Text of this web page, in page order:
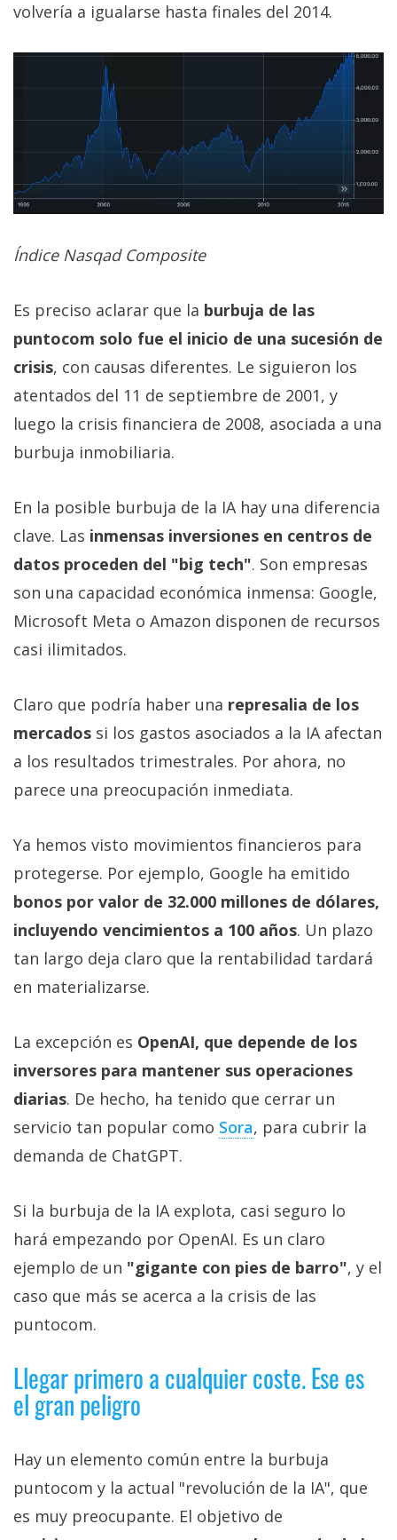
volvería a igualarse hasta finales del 2014.
Índice Nasqad Composite
Es preciso aclarar que la burbuja de las
puntocom solo fue el inicio de una sucesión de
crisis, con causas diferentes. Le siguieron los
atentados del 11 de septiembre de 2001, y
luego la crisis financiera de 2008, asociada a una
burbuja inmobiliaria.
En la posible burbuja de la IA hay una diferencia
clave. Las inmensas inversiones en centros de
datos proceden del "big tech". Son empresas
son una capacidad económica inmensa: Google,
Microsoft Meta o Amazon disponen de recursos
casi ilimitados.
Claro que podría haber una represalia de los
mercados si los gastos asociados a la IA afectan
a los resultados trimestrales. Por ahora, no
parece una preocupación inmediata.
Ya hemos visto movimientos financieros para
protegerse. Por ejemplo, Google ha emitido
bonos por valor de 32.000 millones de dólares,
incluyendo vencimientos a 100 años. Un plazo
tan largo deja claro que la rentabilidad tardará
en materializarse.
La excepción es OpenAI, que depende de los
inversores para mantener sus operaciones
diarias. De hecho, ha tenido que cerrar un
servicio tan popular como Sora‎, para cubrir la
demanda de ChatGPT.
Si la burbuja de la IA explota, casi seguro lo
hará empezando por OpenAI. Es un claro
ejemplo de un "gigante con pies de barro", y el
caso que más se acerca a la crisis de las
puntocom.
Llegar primero a cualquier coste. Ese es
el gran peligro
Hay un elemento común entre la burbuja
puntocom y la actual "revolución de la IA", que
es muy preocupante. El objetivo de